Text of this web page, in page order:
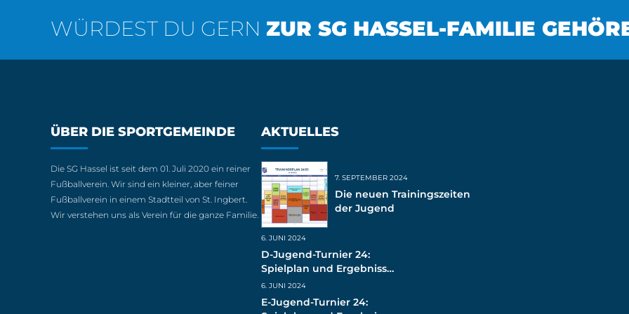
WÜRDEST DU GERN ZUR SG HASSEL-FAMILIE
ÜBER DIE SPORTGEMEINDE
Die SG Hassel ist seit dem 01. Juli 2020 ein reiner
Fußballverein. Wir sind ein kleiner, aber feiner
Fußballverein in einem Stadtteil von St. Ingbert.
Wir verstehen uns als Verein für die ganze Familie.
AKTUELLES
7. SEPTEMBER 2024
Die neuen Trainingszeiten
der Jugend
6. JUNI 2024
D-Jugend-Turnier 24:
Spielplan und Ergebnisse
(live)
6. JUNI 2024
E-Jugend-Turnier 24: